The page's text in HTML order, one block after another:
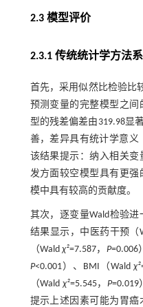
2.3 模型评价
2.3.1 传统统计学方法
首先，采用似然比检验比
预测变量的完整模型之
型的残差偏差由319.98显
善，差异具有统计学意义
该结果提示：纳入相关变
发方面较空模型具有更
模中具有较高的贡献度。
其次，逐变量Wald检验进
结果显示，中医药干预（
（Waldχ²=7.587， P=0.006
P<0.001）、BMI（Wald χ²
（Wald χ²=5.545， P=0.019
提示上述因素可能为胃